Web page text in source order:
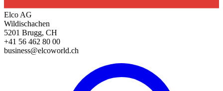
Elco AG
Wildischachen
5201 Brugg, CH
+41 56 462 80 00
business@elcoworld.ch